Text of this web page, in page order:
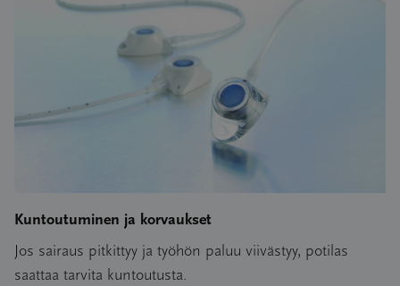
Kuntoutuminen ja korvaukset
Jos sairaus pitkittyy ja työhön paluu viivästyy, potilas
saattaa tarvita kuntoutusta.